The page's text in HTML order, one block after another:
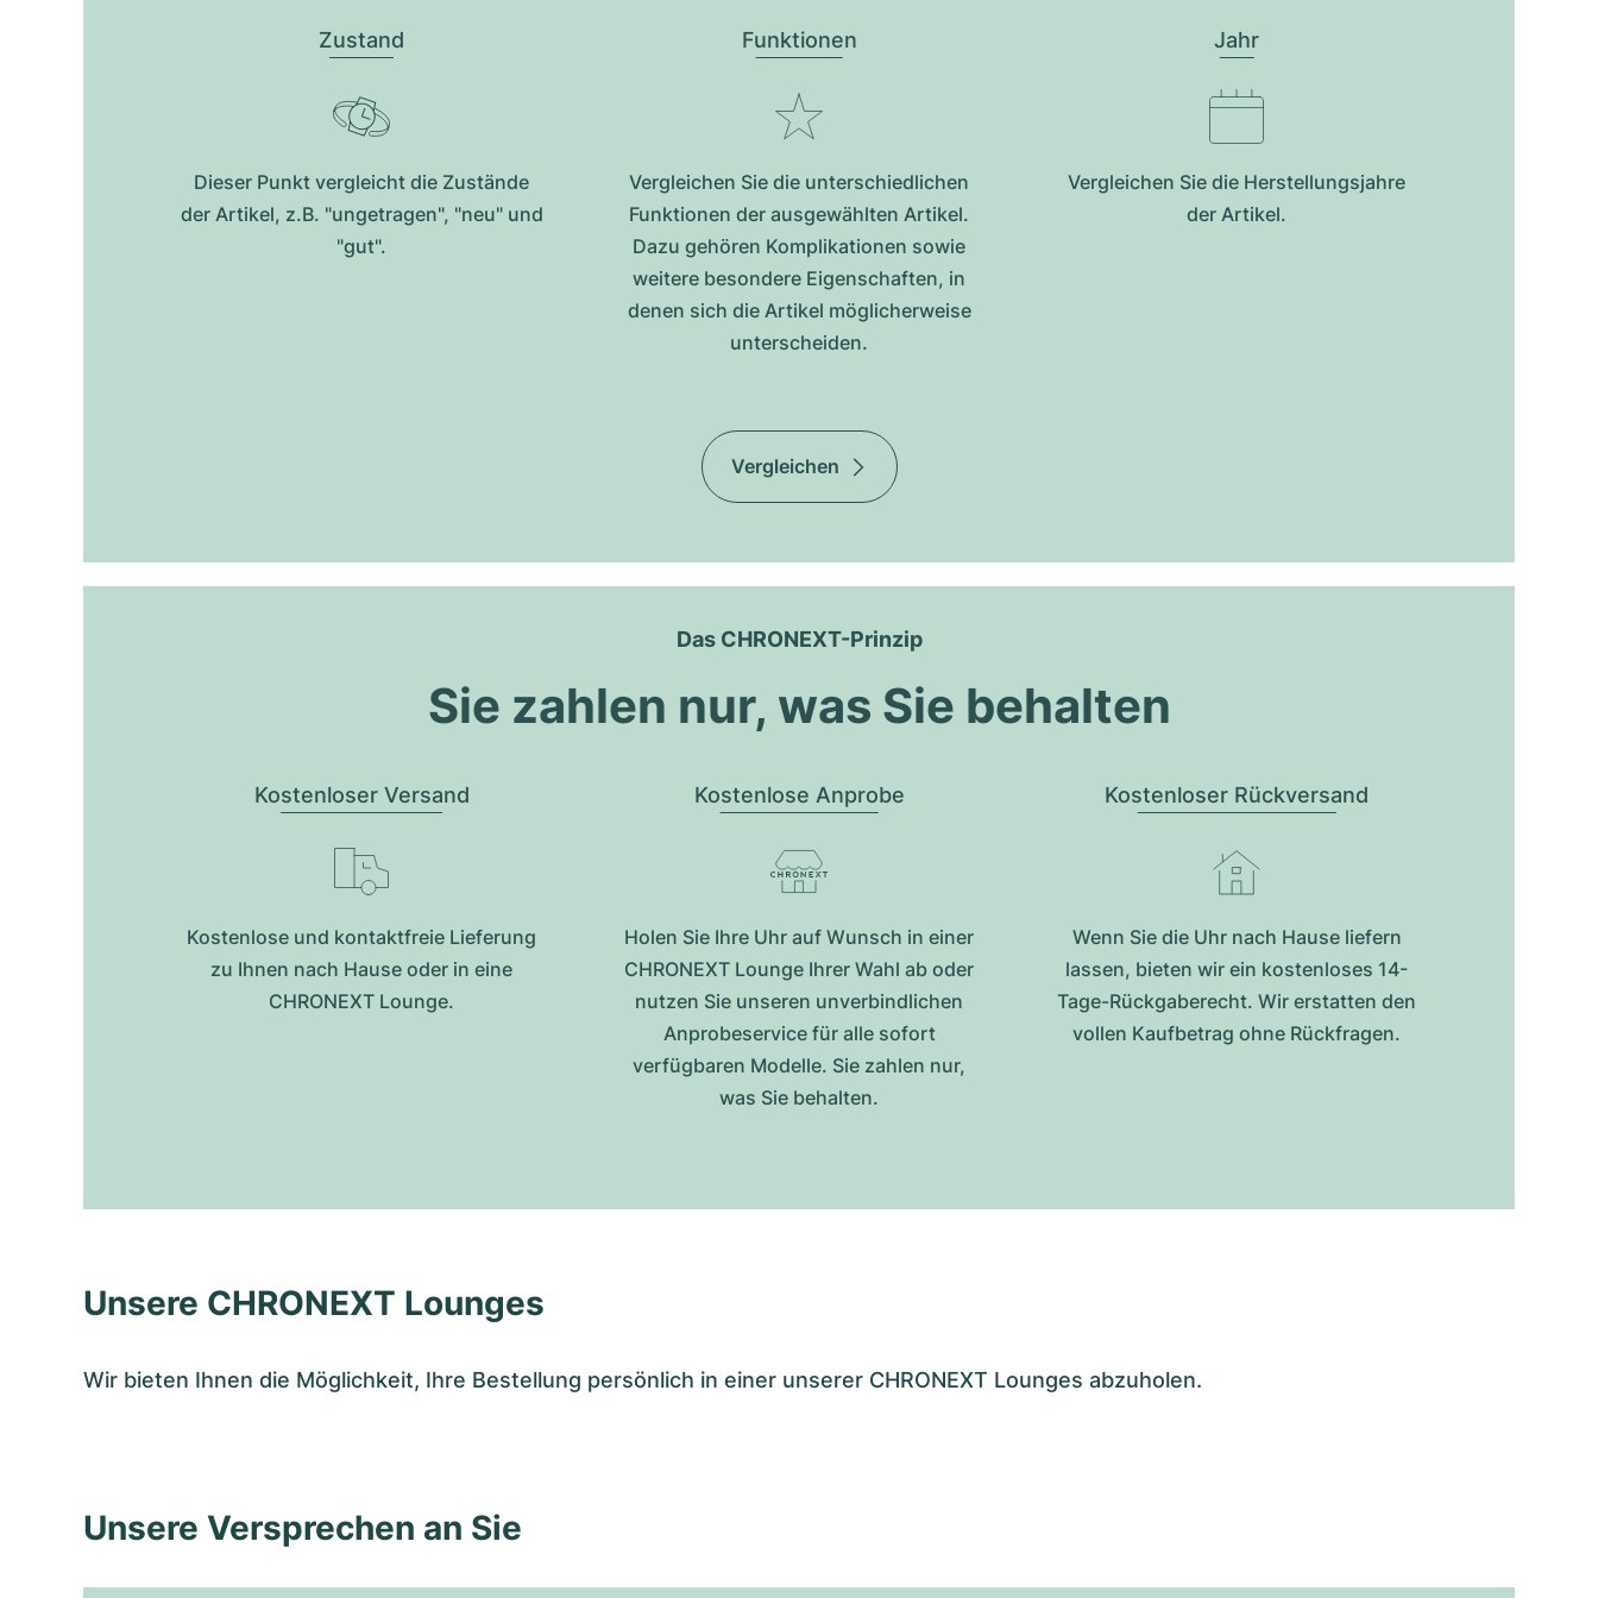
Zustand
Dieser Punkt vergleicht die Zustände
der Artikel, z.B. "ungetragen", "neu" und
"gut".
Funktionen
Vergleichen Sie die unterschiedlichen
Funktionen der ausgewählten Artikel.
Dazu gehören Komplikationen sowie
weitere besondere Eigenschaften, in
denen sich die Artikel möglicherweise
unterscheiden.
Jahr
Vergleichen Sie die Herstellungsjahre
der Artikel.
Vergleichen
Das CHRONEXT-Prinzip
Sie zahlen nur, was Sie behalten
Kostenloser Versand
Kostenlose und kontaktfreie Lieferung
zu Ihnen nach Hause oder in eine
CHRONEXT Lounge.
Kostenlose Anprobe
Holen Sie Ihre Uhr auf Wunsch in einer
CHRONEXT Lounge Ihrer Wahl ab oder
nutzen Sie unseren unverbindlichen
Anprobeservice für alle sofort
verfügbaren Modelle. Sie zahlen nur,
was Sie behalten.
Kostenloser Rückversand
Wenn Sie die Uhr nach Hause liefern
lassen, bieten wir ein kostenloses 14-
Tage-Rückgaberecht. Wir erstatten den
vollen Kaufbetrag ohne Rückfragen.
Unsere CHRONEXT Lounges
Wir bieten Ihnen die Möglichkeit, Ihre Bestellung persönlich in einer unserer CHRONEXT Lounges abzuholen.
Unsere Versprechen an Sie